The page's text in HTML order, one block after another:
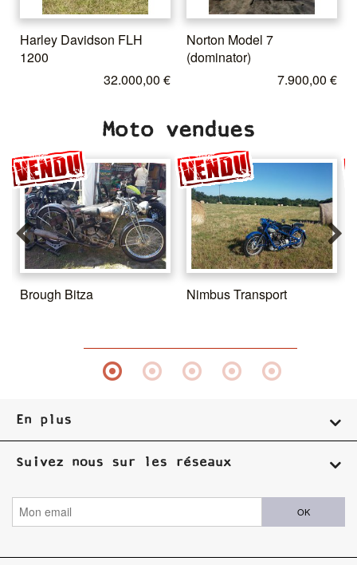
Harley Davidson FLH
1200
32.000,00 €
Norton Model 7
(dominator)
7.900,00 €
Moto vendues
Brough Bitza Nimbus Transport
En plus
Suivez nous sur les réseaux
OK